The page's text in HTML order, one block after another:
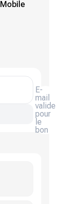
jeux
E-
mail
valide
pour
le
bon